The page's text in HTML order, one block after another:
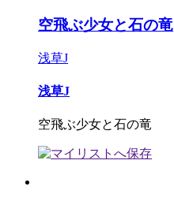
空飛ぶ少女と石の竜
浅草J
浅草J
空飛ぶ少女と石の竜